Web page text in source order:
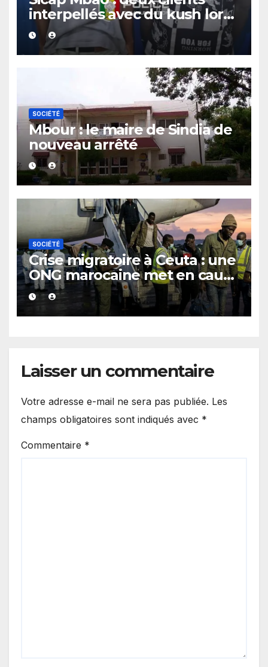
interpellés avec du kush lors
d’un contrôle de police dans
un bar
SOCIÉTÉ
Mbour : le maire de Sindia de
nouveau arrêté
SOCIÉTÉ
Crise migratoire à Ceuta : une
ONG marocaine met en cause
les responsabilités de Rabat
et de Madrid
Laisser un commentaire
Votre adresse e-mail ne sera pas publiée. Les
champs obligatoires sont indiqués avec *
Commentaire *